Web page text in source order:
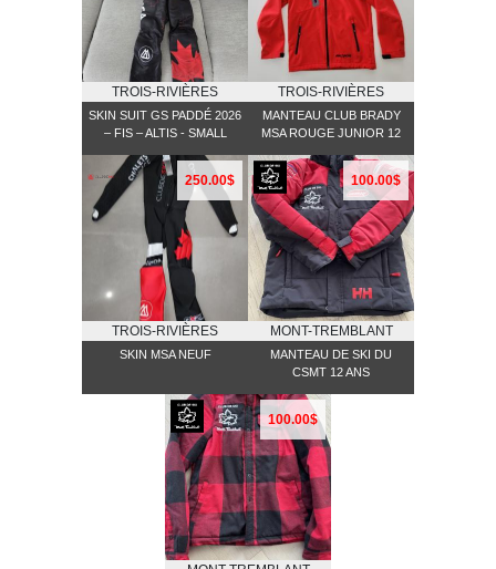
TROIS-RIVIÈRES
SKIN SUIT GS PADDÉ 2026
– FIS – ALTIS - SMALL
TROIS-RIVIÈRES
MANTEAU CLUB BRADY
MSA ROUGE JUNIOR 12
250.00$
TROIS-RIVIÈRES
SKIN MSA NEUF
100.00$
MONT-TREMBLANT
MANTEAU DE SKI DU
CSMT 12 ANS
100.00$